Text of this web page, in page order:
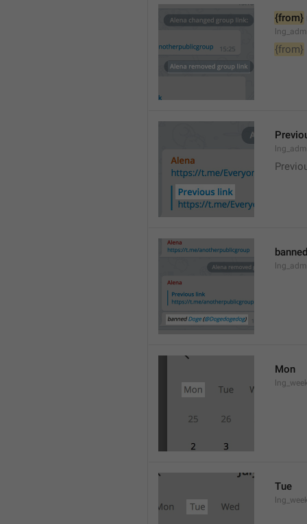
{from}
{from}
Mon
Tue